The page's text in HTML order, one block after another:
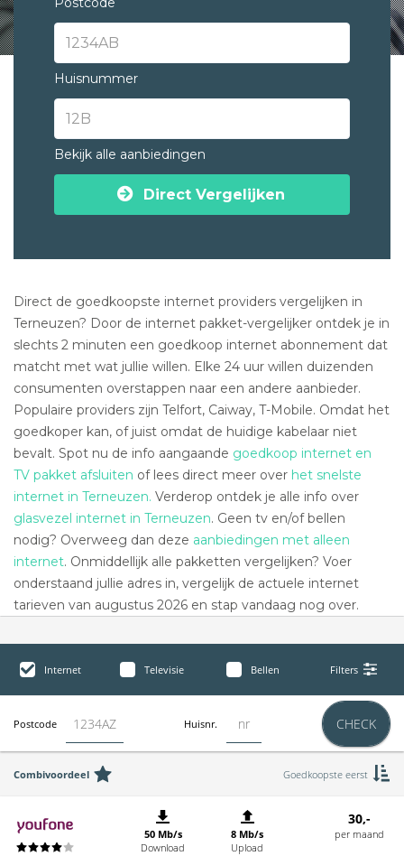
Huisnummer
Bekijk alle aanbiedingen
Direct Vergelijken
Direct de goedkoopste internet providers vergelijken in
Terneuzen? Door de internet pakket-vergelijker ontdek je in
slechts 2 minuten een goedkoop internet abonnement dat
matcht met wat jullie willen. Elke 24 uur willen duizenden
consumenten overstappen naar een andere aanbieder.
Populaire providers zijn Telfort, Caiway, T-Mobile. Omdat het
goedkoper kan, of juist omdat de huidige kabelaar niet
bevalt. Spot nu de info aangaande goedkoop internet en
TV pakket afsluiten of lees direct meer over het snelste
internet in Terneuzen. Verderop ontdek je alle info over
glasvezel internet in Terneuzen. Geen tv en/of bellen
nodig? Overweeg dan deze aanbiedingen met alleen
internet. Onmiddellijk alle pakketten vergelijken? Voer
onderstaand jullie adres in, vergelijk de actuele internet
tarieven van augustus 2026 en stap vandaag nog over.
Internet Televisie Bellen Filters
Postcode Huisnr. CHECK
Combivoordeel Goedkoopste eerst
50 Mb/s
Download
8 Mb/s
Upload
30,-
per maand